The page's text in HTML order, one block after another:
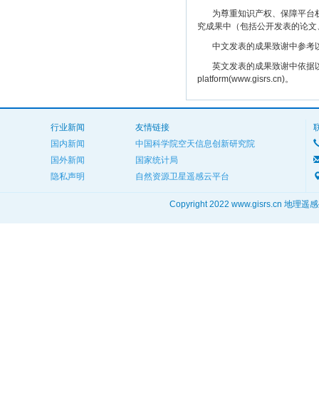
为尊重知识产权、保障平台
究成果中（包括公开发表的论
中文发表的成果致谢中参考
英文发表的成果致谢中依据
platform(www.gisrs.cn)。
行业新闻
国内新闻
国外新闻
隐私声明
友情链接
中国科学院空天信息创新研究院
国家统计局
自然资源卫星遥感云平台
Copyright 2022 www.gisrs.cn 地理遥